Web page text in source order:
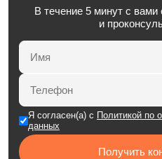
В течение 5 минут с
и
Я согласен(а) с Политикой по
данных
Получить